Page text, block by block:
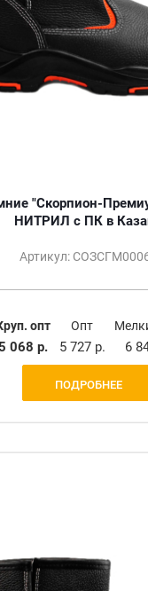
"Скорпион-
НИТРИЛ с ПК в
Артикул:
опт
068 р.
Опт
5 727 р. 6
ПОДРОБНЕЕ